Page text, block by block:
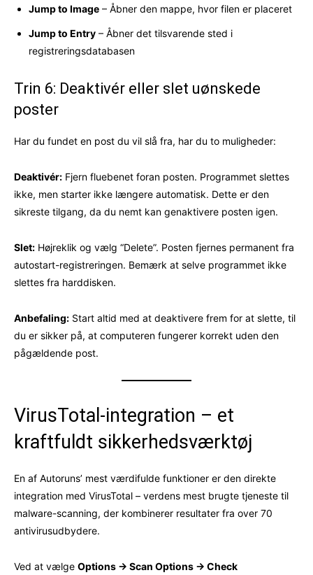
Jump to Image – Åbner den mappe, hvor filen er placeret
Jump to Entry – Åbner det tilsvarende sted i
registreringsdatabasen
Trin 6: Deaktivér eller slet uønskede
poster
Har du fundet en post du vil slå fra, har du to muligheder:
Deaktivér: Fjern fluebenet foran posten. Programmet slettes
ikke, men starter ikke længere automatisk. Dette er den
sikreste tilgang, da du nemt kan genaktivere posten igen.
Slet: Højreklik og vælg “Delete”. Posten fjernes permanent fra
autostart-registreringen. Bemærk at selve programmet ikke
slettes fra harddisken.
Anbefaling: Start altid med at deaktivere frem for at slette, til
du er sikker på, at computeren fungerer korrekt uden den
pågældende post.
VirusTotal-integration – et
kraftfuldt sikkerhedsværktøj
En af Autoruns’ mest værdifulde funktioner er den direkte
integration med VirusTotal – verdens mest brugte tjeneste til
malware-scanning, der kombinerer resultater fra over 70
antivirusudbydere.
Ved at vælge Options → Scan Options → Check